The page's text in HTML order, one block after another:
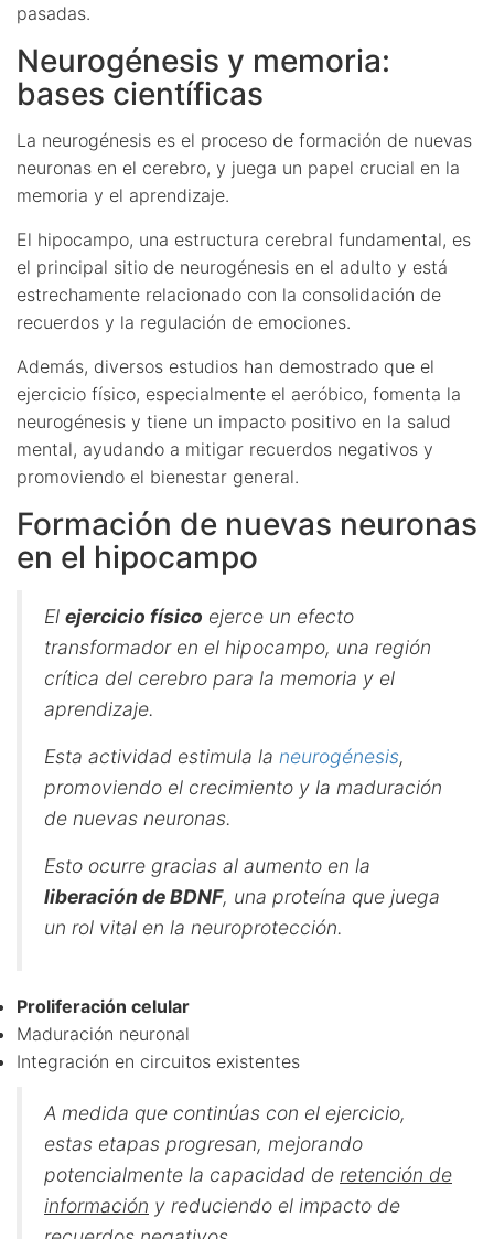
pasadas.
Neurogénesis y memoria:
bases científicas
La neurogénesis es el proceso de formación de nuevas
neuronas en el cerebro, y juega un papel crucial en la
memoria y el aprendizaje.
El hipocampo, una estructura cerebral fundamental, es
el principal sitio de neurogénesis en el adulto y está
estrechamente relacionado con la consolidación de
recuerdos y la regulación de emociones.
Además, diversos estudios han demostrado que el
ejercicio físico, especialmente el aeróbico, fomenta la
neurogénesis y tiene un impacto positivo en la salud
mental, ayudando a mitigar recuerdos negativos y
promoviendo el bienestar general.
Formación de nuevas neuronas
en el hipocampo
El ejercicio físico ejerce un efecto
transformador en el hipocampo, una región
crítica del cerebro para la memoria y el
aprendizaje.
Esta actividad estimula la neurogénesis,
promoviendo el crecimiento y la maduración
de nuevas neuronas.
Esto ocurre gracias al aumento en la
liberación de BDNF, una proteína que juega
un rol vital en la neuroprotección.
Proliferación celular
Maduración neuronal
Integración en circuitos existentes
A medida que continúas con el ejercicio,
estas etapas progresan, mejorando
potencialmente la capacidad de retención de
información y reduciendo el impacto de